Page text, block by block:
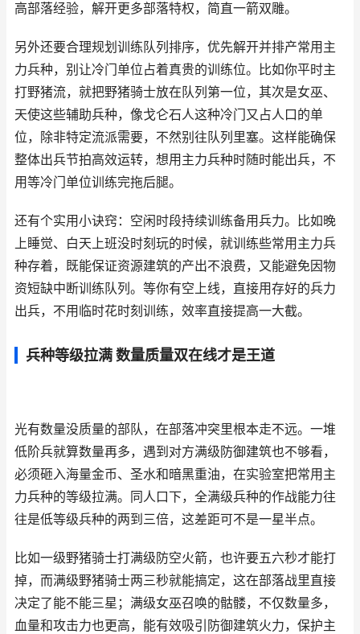
高部落经验，解开更多部落特权，简直一箭双雕。
另外还要合理规划训练队列排序，优先解开并排产常用主
力兵种，别让冷门单位占着真贵的训练位。比如你平时主
打野猪流，就把野猪骑士放在队列第一位，其次是女巫、
天使这些辅助兵种，像戈仑石人这种冷门又占人口的单
位，除非特定流派需要，不然别往队列里塞。这样能确保
整体出兵节拍高效运转，想用主力兵种时随时能出兵，不
用等冷门单位训练完拖后腿。
还有个实用小诀窍：空闲时段持续训练备用兵力。比如晚
上睡觉、白天上班没时刻玩的时候，就训练些常用主力兵
种存着，既能保证资源建筑的产出不浪费，又能避免因物
资短缺中断训练队列。等你有空上线，直接用存好的兵力
出兵，不用临时花时刻训练，效率直接提高一大截。
兵种等级拉满 数量质量双在线才是王道
光有数量没质量的部队，在部落冲突里根本走不远。一堆
低阶兵就算数量再多，遇到对方满级防御建筑也不够看，
必须砸入海量金币、圣水和暗黑重油，在实验室把常用主
力兵种的等级拉满。同人口下，全满级兵种的作战能力往
往是低等级兵种的两到三倍，这差距可不是一星半点。
比如一级野猪骑士打满级防空火箭，也许要五六秒才能打
掉，而满级野猪骑士两三秒就能搞定，这在部落战里直接
决定了能不能三星；满级女巫召唤的骷髅，不仅数量多，
血量和攻击力也更高，能有效吸引防御建筑火力，保护主